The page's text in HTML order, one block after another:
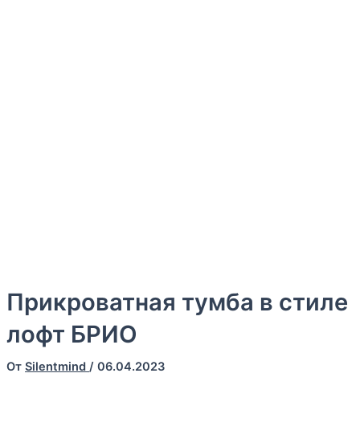
Прикроватная тумба в стиле
лофт БРИО
От Silentmind / 06.04.2023